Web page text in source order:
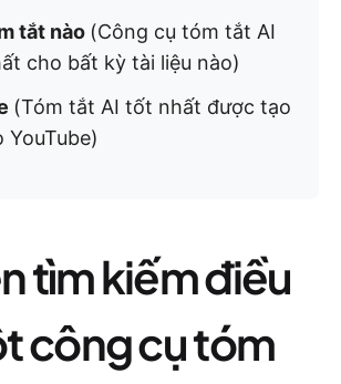
tắt nào (Công cụ tóm tắt AI
cho bất kỳ tài liệu nào)
(Tóm tắt AI tốt nhất được tạo
YouTube)
tìm kiếm điều
công cụ tóm